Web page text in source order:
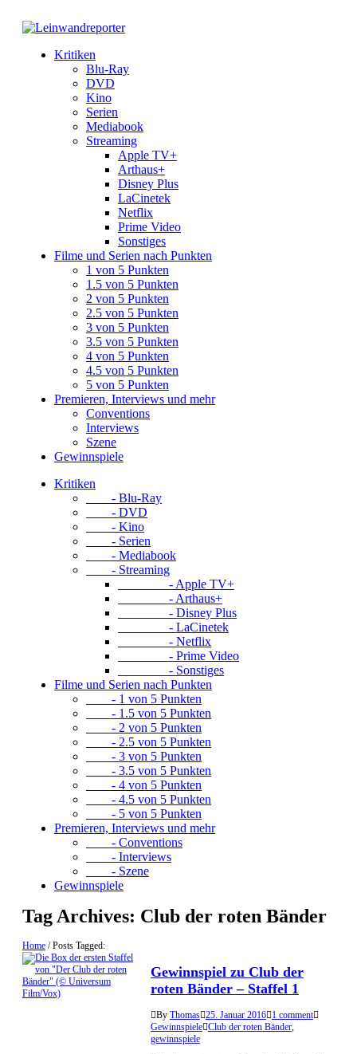
Kritiken
Blu-Ray
DVD
Kino
Serien
Mediabook
Streaming
Apple TV+
Arthaus+
Disney Plus
LaCinetek
Netflix
Prime Video
Sonstiges
Filme und Serien nach Punkten
1 von 5 Punkten
1.5 von 5 Punkten
2 von 5 Punkten
2.5 von 5 Punkten
3 von 5 Punkten
3.5 von 5 Punkten
4 von 5 Punkten
4.5 von 5 Punkten
5 von 5 Punkten
Premieren, Interviews und mehr
Conventions
Interviews
Szene
Gewinnspiele
Kritiken
- Blu-Ray
- DVD
- Kino
- Serien
- Mediabook
- Streaming
- Apple TV+
- Arthaus+
- Disney Plus
- LaCinetek
- Netflix
- Prime Video
- Sonstiges
Filme und Serien nach Punkten
- 1 von 5 Punkten
- 1.5 von 5 Punkten
- 2 von 5 Punkten
- 2.5 von 5 Punkten
- 3 von 5 Punkten
- 3.5 von 5 Punkten
- 4 von 5 Punkten
- 4.5 von 5 Punkten
- 5 von 5 Punkten
Premieren, Interviews und mehr
- Conventions
- Interviews
- Szene
Gewinnspiele
Tag Archives: Club der roten Bänder
Home /Posts Tagged:
Gewinnspiel zu Club der
roten Bänder – Staffel 1
By Thomas 25. Januar 2016 1 comment
Gewinnspiele Club der roten Bänder,
gewinnspiele